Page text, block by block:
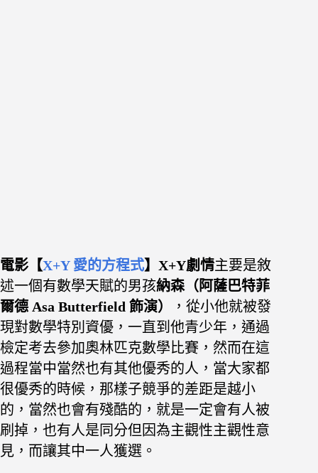
電影【X+Y 愛的方程式】X+Y劇情主要是敘
述一個有數學天賦的男孩納森（阿薩巴特菲
爾德 Asa Butterfield 飾演）
，從小他就被發
現對數學特別資優，一直到他青少年，通過
檢定考去參加奧林匹克數學比賽， 然而在這
過程當中當然也有其他優秀的人，當大家都
很優秀的時候，那樣子競爭的差距是越小
的， 當然也會有殘酷的，就是一定會有人被
刷掉，也有人是同分但因為主觀性主觀性意
見，而讓其中一人獲選。